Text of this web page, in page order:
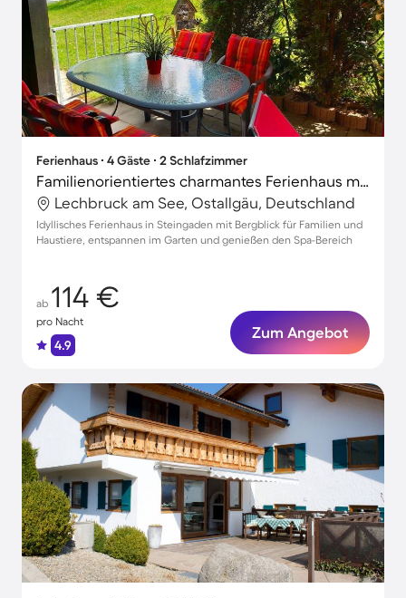
Ferienhaus ∙ 4 Gäste ∙ 2 Schlafzimmer
Familienorientiertes charmantes Ferienhaus mit Terrasse und Garten | Gartenblick | Haustiere sind willkommen
Lechbruck am See, Ostallgäu, Deutschland
Idyllisches Ferienhaus in Steingaden mit Bergblick für Familien und
Haustiere, entspannen im Garten und genießen den Spa-Bereich
ab 114 €
pro Nacht
4.9
Zum Angebot